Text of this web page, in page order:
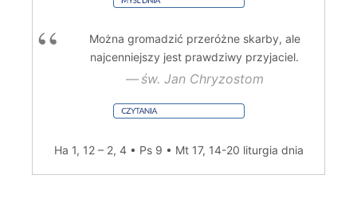
Można gromadzić przeróżne skarby, ale
najcenniejszy jest prawdziwy przyjaciel.
św. Jan Chryzostom
Ha 1, 12 – 2, 4 • Ps 9 • Mt 17, 14-20 liturgia dnia